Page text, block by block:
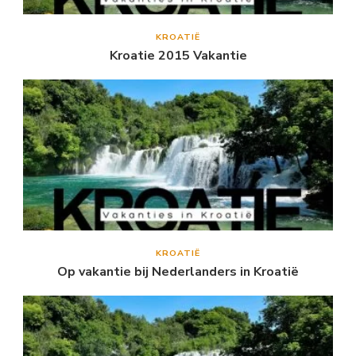
KROATIË
Kroatie 2015 Vakantie
KROATIË
Op vakantie bij Nederlanders in Kroatië